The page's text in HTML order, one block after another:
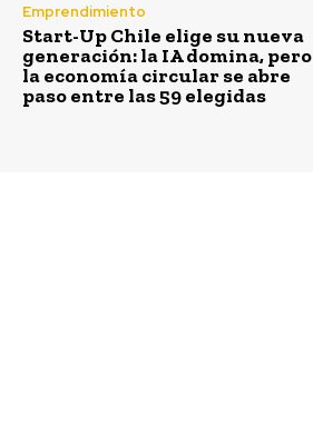
Emprendimiento
Start-Up Chile elige su nueva
generación: la IA domina, pero
la economía circular se abre
paso entre las 59 elegidas